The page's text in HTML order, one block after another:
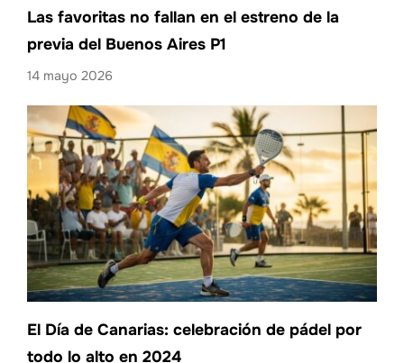
Las favoritas no fallan en el estreno de la
previa del Buenos Aires P1
14 mayo 2026
El Día de Canarias: celebración de pádel por
todo lo alto en 2024